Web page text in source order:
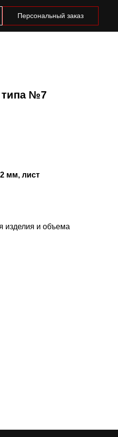
Персональный заказ
типа №7
мм, лист
изделия и объема